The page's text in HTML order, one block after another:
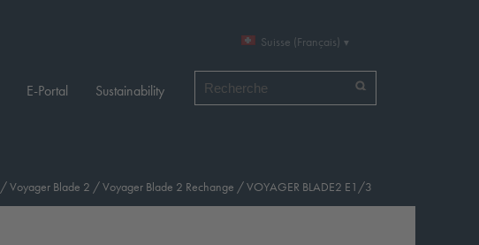
Suisse (Français)
E-Portal Sustainability
/Voyager Blade 2 /Voyager Blade 2 Rechange /VOYAGER BLADE2 E1/3